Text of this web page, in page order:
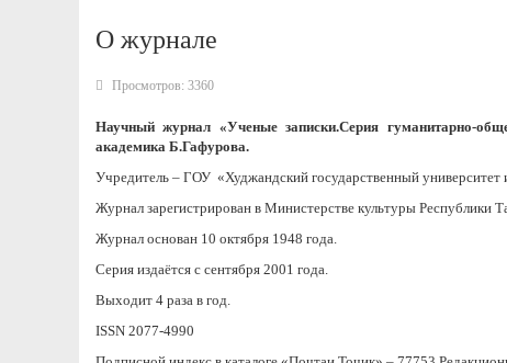
О журнале
Просмотров: 3360
Научный журнал «Ученые записки.Серия гуманитарно-
академика Б.Гафурова.
Учредитель – ГОУ «Худжандский государственный университет
Журнал зарегистрирован в Министерстве культуры
Журнал основан 10 октября 1948 года.
Серия издаётся с сентября 2001 года.
Выходит 4 раза в год.
ISSN 2077-4990